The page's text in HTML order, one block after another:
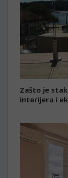
Zašto je
interijera i